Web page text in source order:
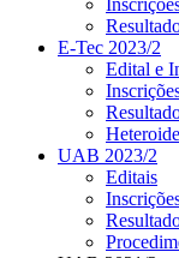
E-Tec 2023/2
Edital e
UAB 2023/2
Editais